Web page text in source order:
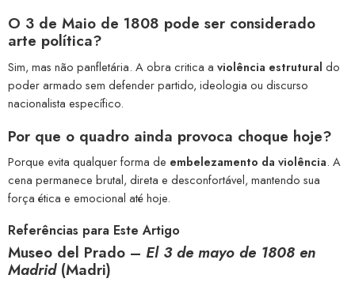
O 3 de Maio de 1808 pode ser considerado
arte política?
Sim, mas não panfletária. A obra critica a violência estrutural do
poder armado sem defender partido, ideologia ou discurso
nacionalista específico.
Por que o quadro ainda provoca choque hoje?
Porque evita qualquer forma de embelezamento da violência. A
cena permanece brutal, direta e desconfortável, mantendo sua
força ética e emocional até hoje.
Referências para Este Artigo
Museo del Prado – El 3 de mayo de 1808 en
Madrid(Madri)